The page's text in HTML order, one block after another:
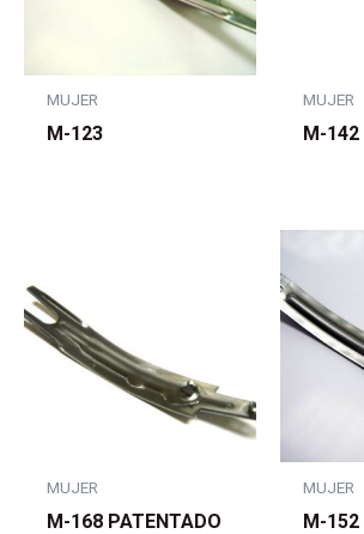
MUJER
M-123
MUJER
M-142
MUJER
M-168 PATENTADO
MUJER
M-152